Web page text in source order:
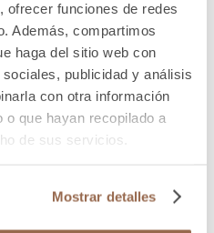
ofrecer funciones de redes
Además, compartimos
haga del sitio web con
publicidad y análisis
con otra información
que hayan recopilado a
de sus servicios.
Mostrar detalles
, que ha sido agrandado
masculinas. En la
se convierte en un
utilizado para orinar de
la sensibilidad erógena
permite relaciones
una de las primeras